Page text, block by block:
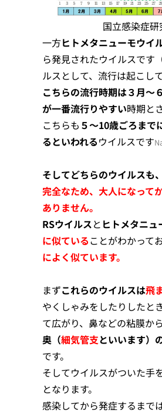
国立感染症
一方ヒトメタニューモウイ
ら発見されたウイルスです
ルスとして、流行は起こし
こちらの流行時期は３月～
が一番流行りやすい時期と
こちらも ５～10歳ごろまで
るといわれるウイルスです
そしてどちらのウイルスも、
完全なため、大人になって
ありません。
RSウイルスと ヒトメタニ
に似ていることがわかって
によく似ています。
まずこれらのウイルスは飛
やくしゃみをしたりしたと
て広がり、鼻などの粘膜か
奥（細気管支といいます）
です。
そしてウイルスがついた手
となります。
感染してから発症するまで